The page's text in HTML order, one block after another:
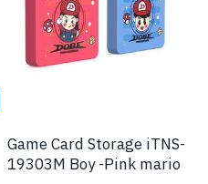
Game Card Storage iTNS-
19303M Boy -Pink mario